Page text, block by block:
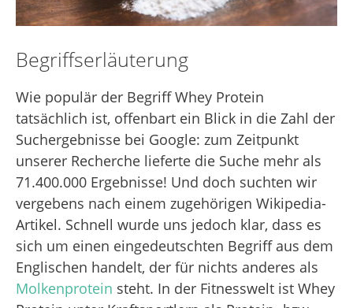
Begriffserläuterung
Wie populär der Begriff Whey Protein
tatsächlich ist, offenbart ein Blick in die Zahl der
Suchergebnisse bei Google: zum Zeitpunkt
unserer Recherche lieferte die Suche mehr als
71.400.000 Ergebnisse! Und doch suchten wir
vergebens nach einem zugehörigen Wikipedia-
Artikel. Schnell wurde uns jedoch klar, dass es
sich um einen eingedeutschten Begriff aus dem
Englischen handelt, der für nichts anderes als
Molkenprotein steht. In der Fitnesswelt ist Whey